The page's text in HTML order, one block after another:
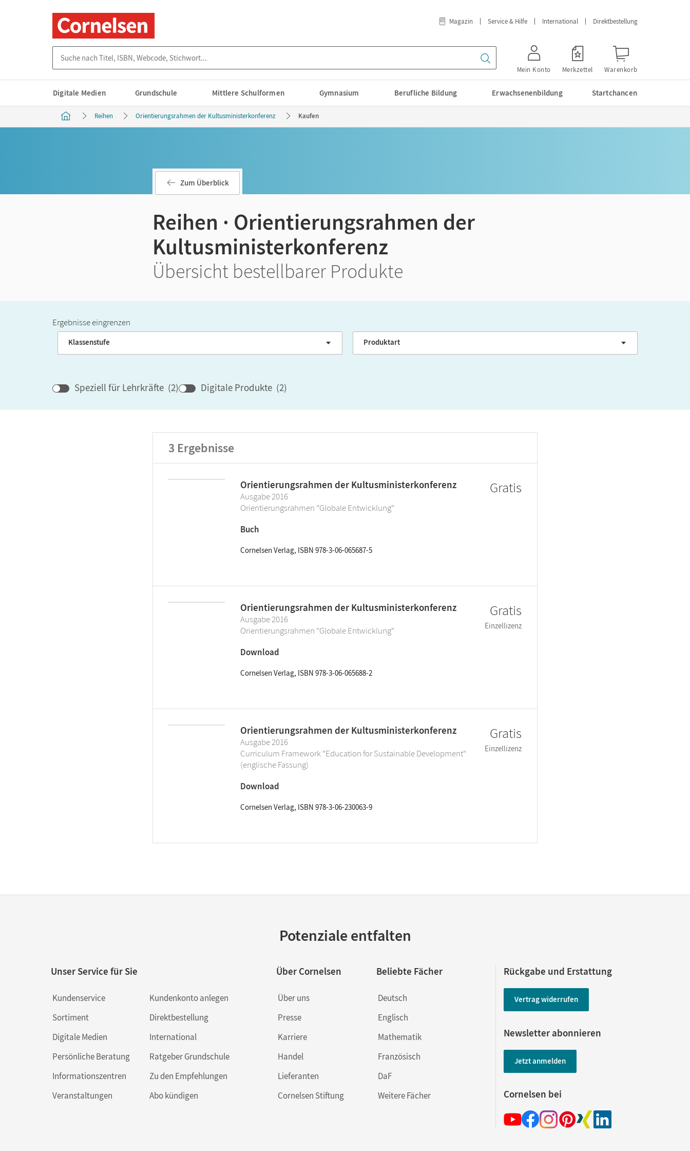
Magazin Service & Hilfe International Direktbestellung
Mein Konto Merkzettel Warenkorb
Digitale Medien Grundschule Mittlere Schulformen Gymnasium Berufliche Bildung Erwachsenenbildung Startchancen
Reihen Orientierungsrahmen der Kultusministerkonferenz Kaufen
Zum Überblick
Reihen · Orientierungsrahmen der
Kultusministerkonferenz
Übersicht bestellbarer Produkte
Ergebnisse eingrenzen
Band
Klassenstufe GER-Niveau
Produktart
Speziell für Lehrkräfte (2) Digitale Produkte (2)
3 Ergebnisse
Orientierungsrahmen der Kultusministerkonferenz
Ausgabe 2016
Orientierungsrahmen "Globale Entwicklung"
Buch
Cornelsen Verlag, ISBN 978-3-06-065687-5
Gratis
Orientierungsrahmen der Kultusministerkonferenz
Ausgabe 2016
Orientierungsrahmen "Globale Entwicklung"
Download
Cornelsen Verlag, ISBN 978-3-06-065688-2
Gratis
Einzellizenz
Orientierungsrahmen der Kultusministerkonferenz
Ausgabe 2016
Curriculum Framework "Education for Sustainable Development"
(englische Fassung)
Download
Cornelsen Verlag, ISBN 978-3-06-230063-9
Gratis
Einzellizenz
Potenziale entfalten
Unser Service für Sie
Kundenservice
Sortiment
Digitale Medien
Persönliche Beratung
Informationszentren
Veranstaltungen
Kundenkonto anlegen
Direktbestellung
International
Ratgeber Grundschule
Zu den Empfehlungen
Abo kündigen
Über Cornelsen
Über uns
Presse
Karriere
Handel
Lieferanten
Cornelsen Stiftung
Beliebte Fächer
Deutsch
Englisch
Mathematik
Französisch
DaF
Weitere Fächer
Rückgabe und Erstattung
Vertrag widerrufen
Newsletter abonnieren
Jetzt anmelden
Cornelsen bei